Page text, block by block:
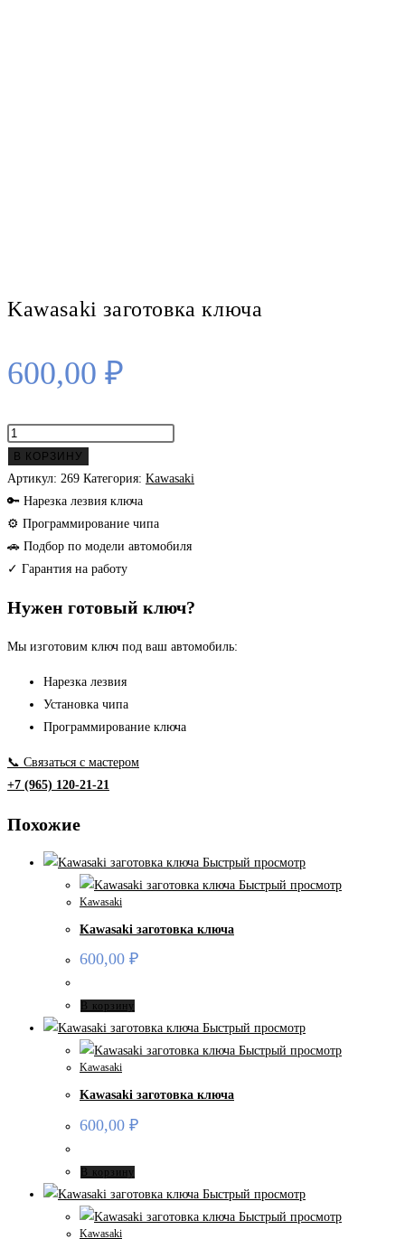
Kawasaki заготовка ключа
600,00 ₽
Количество
товара
Kawasaki
заготовка
ключа
В КОРЗИНУ
Артикул: 269 Категория: Kawasaki
🔑 Нарезка лезвия ключа
⚙ Программирование чипа
🚗 Подбор по модели автомобиля
✓ Гарантия на работу
Нужен готовый ключ?
Мы изготовим ключ под ваш автомобиль:
Нарезка лезвия
Установка чипа
Программирование ключа
📞 Связаться с мастером
+7 (965) 120-21-21
Похожие
Быстрый просмотр
Быстрый просмотр
Kawasaki
Kawasaki заготовка ключа
600,00 ₽
В корзину
Быстрый просмотр
Быстрый просмотр
Kawasaki
Kawasaki заготовка ключа
600,00 ₽
В корзину
Быстрый просмотр
Быстрый просмотр
Kawasaki